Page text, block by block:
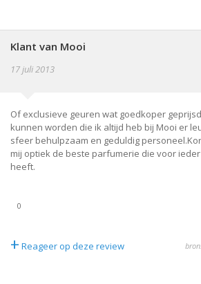
Klant van Mooi
17 juli 2013
Of exclusieve geuren wat goedkoper geprijsd
kunnen worden die ik altijd heb bij Mooi er
sfeer behulpzaam en geduldig
mij optiek de beste parfumerie die voor
heeft.
0
+ Reageer op deze review